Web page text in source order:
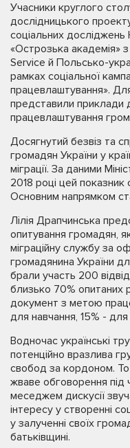
Учасники круглого
дослідницького
соціальних досліджень
«Острозька академія» з
Service й Польсько-
рамках соціальної
працевлаштування».
представили приклади
працевлаштування
Досягнутий безвіз та
громадян України у
міграції. За даними
2018 році цей
Основним напрямком
Лілія Драпчинська
опитування громадян,
міграційну службу за
громадянина України
брали участь 200
близько 70% опитаних
документ з метою
для навчання, 15% -
Водночас українські
потенційно вразлива
свобод за кордоном.
жваве обговорення під
меседжем дискусії
інтересу у створенні
у залученні своїх
батьківщині.